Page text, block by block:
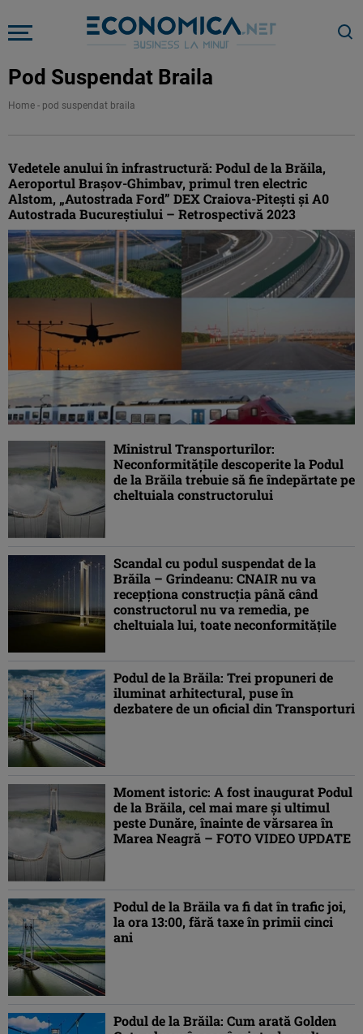
Pod Suspendat Braila
Home - pod suspendat braila
Vedetele anului în infrastructură: Podul de la Brăila,
Aeroportul Braşov-Ghimbav, primul tren electric
Alstom, „Autostrada Ford” DEX Craiova-Piteşti şi A0
Autostrada Bucureştiului – Retrospectivă 2023
Ministrul Transporturilor:
Neconformităţile descoperite la Podul
de la Brăila trebuie să fie îndepărtate pe
cheltuiala constructorului
Scandal cu podul suspendat de la
Brăila – Grindeanu: CNAIR nu va
recepţiona construcţia până când
constructorul nu va remedia, pe
cheltuiala lui, toate neconformităţile
Podul de la Brăila: Trei propuneri de
iluminat arhitectural, puse în
dezbatere de un oficial din Transporturi
Moment istoric: A fost inaugurat Podul
de la Brăila, cel mai mare și ultimul
peste Dunăre, înainte de vărsarea în
Marea Neagră – FOTO VIDEO UPDATE
Podul de la Brăila va fi dat în trafic joi,
la ora 13:00, fără taxe în primii cinci
ani
Podul de la Brăila: Cum arată Golden